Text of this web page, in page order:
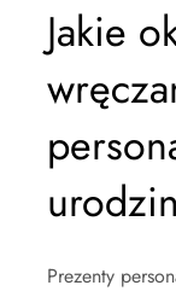
Jakie
Prezenty